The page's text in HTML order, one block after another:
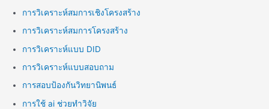
การวิเคราะห์สมการเชิงโครงสร้าง
การวิเคราะห์สมการโครงสร้าง
การวิเคราะห์แบบ DID
การวิเคราะห์แบบสอบถาม
การสอบป้องกันวิทยานิพนธ์
การใช้ ai ช่วยทำวิจัย